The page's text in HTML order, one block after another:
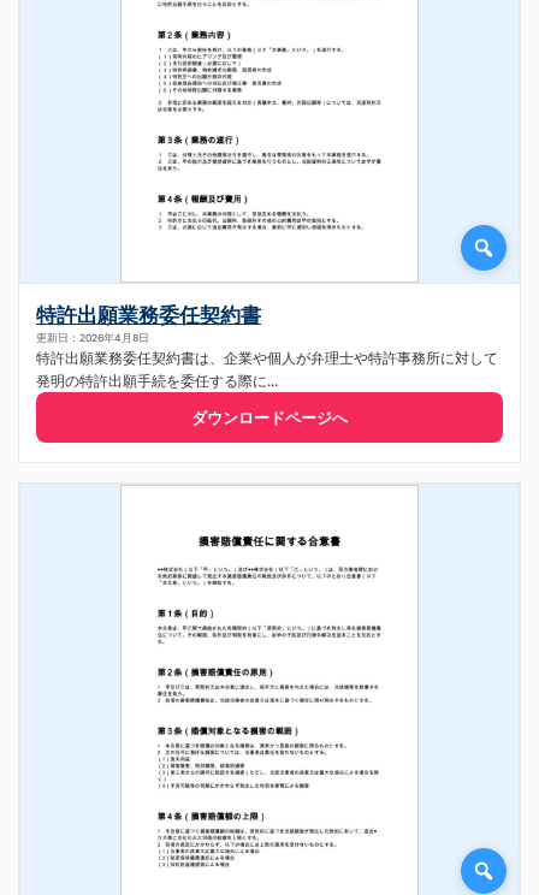
特許出願業務委任契約書
更新日：2026年4月8日
特許出願業務委任契約書は、企業や個人が弁理士や特許事務所に対して
発明の特許出願手続を委任する際に...
ダウンロードページへ